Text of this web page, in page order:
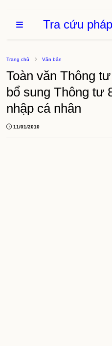
Tra cứu
thuật phần
Trang chủ Văn bản
Toàn văn Thông
bổ sung Thông tư
nhập cá nhân
11/01/2010